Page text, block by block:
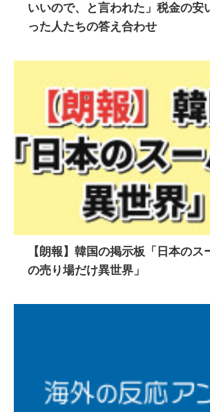
いいので、と言われた」税金の安
った人たちの答え合わせ
【朗報】韓国の掲示板「日本のス
の売り場だけ異世界」